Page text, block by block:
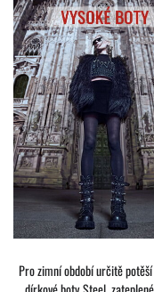
Pro zimní období určitě potěší